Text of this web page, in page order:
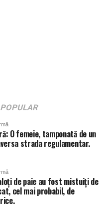
POPULAR
O femeie, tamponată de un
strada regulamentar.
de paie au fost mistuiți de
cel mai probabil, de